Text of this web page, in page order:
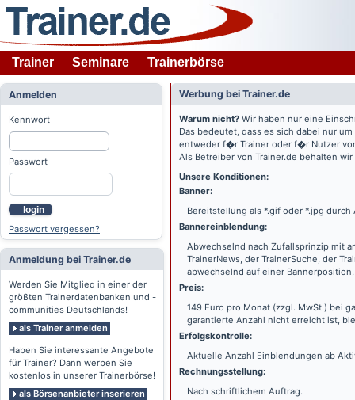
Trainer Seminare Trainerbörse
Anmelden
Kennwort
Passwort
login
Passwort vergessen?
Anmeldung bei Trainer.de
Werden Sie Mitglied in einer der
größten Trainerdatenbanken und -
communities Deutschlands!
als Trainer anmelden
Haben Sie interessante Angebote
für Trainer? Dann werben Sie
kostenlos in unserer Trainerbörse!
als Börsenanbieter inserieren
Werbung bei Trainer.de
Warum nicht? Wir haben nur eine
Das bedeutet, dass es sich dabei nur
entweder f�r Trainer oder f�r Nutzer
Als Betreiber von Trainer.de behalten
Unsere Konditionen:
Banner:
Bereitstellung als *.gif oder *.jpg durch
Bannereinblendung:
Abwechselnd nach Zufallsprinzip mit
TrainerNews, der TrainerSuche, der
abwechselnd auf einer
Preis:
149 Euro pro Monat (zzgl. MwSt.) bei
garantierte Anzahl nicht erreicht ist,
Erfolgskontrolle:
Aktuelle Anzahl Einblendungen ab
Rechnungsstellung:
Nach schriftlichem Auftrag.